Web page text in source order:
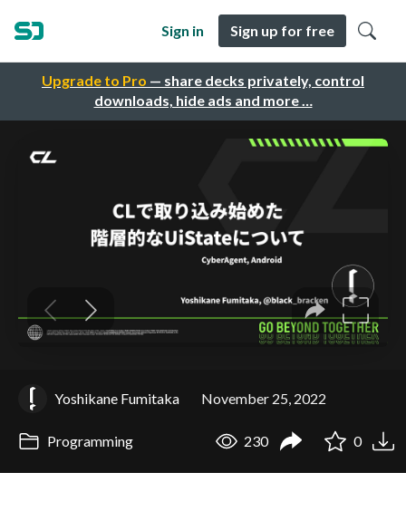
Upgrade to Pro — share decks privately, control
downloads, hide ads and more …
Sign in Sign up for free
Yoshikane Fumitaka November 25, 2022
Programming 230 0